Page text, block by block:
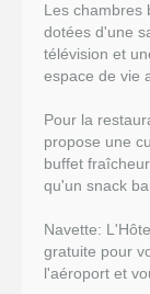
Les chambres
dotées d'une
télévision et
espace de vie
Pour la
propose une
buffet
qu'un snack
Navette:
gratuite pour
l'aéroport et